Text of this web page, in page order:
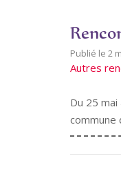
6
au
10
(Enfance
libre
et
Eudec)
2
Autres
Du 25
commune